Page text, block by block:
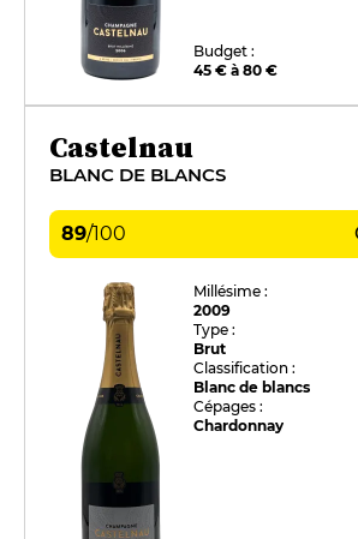
Budget :
45 € à 80 €
Castelnau
BLANC DE BLANCS
89/100
Millésime :
2009
Type :
Brut
Classification :
Blanc de blancs
Cépages :
Chardonnay